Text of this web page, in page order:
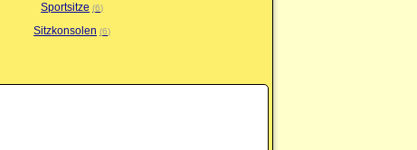
Sportsitze 6
Sitzkonsolen 6